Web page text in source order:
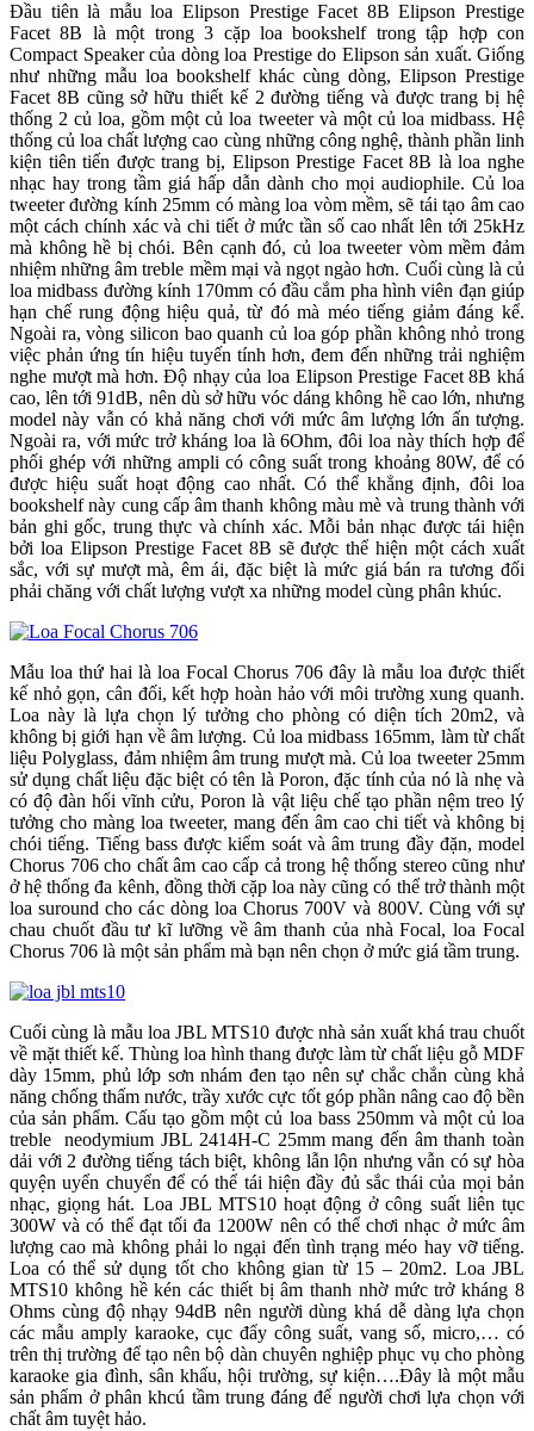
Đầu tiên là mẫu loa Elipson Prestige Facet 8B Elipson Prestige
Facet 8B là một trong 3 cặp loa bookshelf trong tập hợp con
Compact Speaker của dòng loa Prestige do Elipson sản xuất. Giống
như những mẫu loa bookshelf khác cùng dòng, Elipson Prestige
Facet 8B cũng sở hữu thiết kế 2 đường tiếng và được trang bị hệ
thống 2 củ loa, gồm một củ loa tweeter và một củ loa midbass. Hệ
thống củ loa chất lượng cao cùng những công nghệ, thành phần linh
kiện tiên tiến được trang bị, Elipson Prestige Facet 8B là loa nghe
nhạc hay trong tầm giá hấp dẫn dành cho mọi audiophile. Củ loa
tweeter đường kính 25mm có màng loa vòm mềm, sẽ tái tạo âm cao
một cách chính xác và chi tiết ở mức tần số cao nhất lên tới 25kHz
mà không hề bị chói. Bên cạnh đó, củ loa tweeter vòm mềm đảm
nhiệm những âm treble mềm mại và ngọt ngào hơn. Cuối cùng là củ
loa midbass đường kính 170mm có đầu cắm pha hình viên đạn giúp
hạn chế rung động hiệu quả, từ đó mà méo tiếng giảm đáng kể.
Ngoài ra, vòng silicon bao quanh củ loa góp phần không nhỏ trong
việc phản ứng tín hiệu tuyến tính hơn, đem đến những trải nghiệm
nghe mượt mà hơn. Độ nhạy của loa Elipson Prestige Facet 8B khá
cao, lên tới 91dB, nên dù sở hữu vóc dáng không hề cao lớn, nhưng
model này vẫn có khả năng chơi với mức âm lượng lớn ấn tượng.
Ngoài ra, với mức trở kháng loa là 6Ohm, đôi loa này thích hợp để
phối ghép với những ampli có công suất trong khoảng 80W, để có
được hiệu suất hoạt động cao nhất. Có thể khẳng định, đôi loa
bookshelf này cung cấp âm thanh không màu mè và trung thành với
bản ghi gốc, trung thực và chính xác. Mỗi bản nhạc được tái hiện
bởi loa Elipson Prestige Facet 8B sẽ được thể hiện một cách xuất
sắc, với sự mượt mà, êm ái, đặc biệt là mức giá bán ra tương đối
phải chăng với chất lượng vượt xa những model cùng phân khúc.
Mẫu loa thứ hai là loa Focal Chorus 706 đây là mẫu loa được thiết
kế nhỏ gọn, cân đối, kết hợp hoàn hảo với môi trường xung quanh.
Loa này là lựa chọn lý tưởng cho phòng có diện tích 20m2, và
không bị giới hạn về âm lượng. Củ loa midbass 165mm, làm từ chất
liệu Polyglass, đảm nhiệm âm trung mượt mà. Củ loa tweeter 25mm
sử dụng chất liệu đặc biệt có tên là Poron, đặc tính của nó là nhẹ và
có độ đàn hổi vĩnh cửu, Poron là vật liệu chế tạo phần nệm treo lý
tưởng cho màng loa tweeter, mang đến âm cao chi tiết và không bị
chói tiếng. Tiếng bass được kiểm soát và âm trung đầy đặn, model
Chorus 706 cho chất âm cao cấp cả trong hệ thống stereo cũng như
ở hệ thống đa kênh, đồng thời cặp loa này cũng có thể trở thành một
loa suround cho các dòng loa Chorus 700V và 800V. Cùng với sự
chau chuốt đầu tư kĩ lưỡng về âm thanh của nhà Focal, loa Focal
Chorus 706 là một sản phẩm mà bạn nên chọn ở mức giá tầm trung.
Cuối cùng là mẫu loa JBL MTS10 được nhà sản xuất khá trau chuốt
về mặt thiết kế. Thùng loa hình thang được làm từ chất liệu gỗ MDF
dày 15mm, phủ lớp sơn nhám đen tạo nên sự chắc chắn cùng khả
năng chống thấm nước, trầy xước cực tốt góp phần nâng cao độ bền
của sản phẩm. Cấu tạo gồm một củ loa bass 250mm và một củ loa
treble neodymium JBL 2414H-C 25mm mang đến âm thanh toàn
dải với 2 đường tiếng tách biệt, không lẫn lộn nhưng vẫn có sự hòa
quyện uyển chuyển để có thể tái hiện đầy đủ sắc thái của mọi bản
nhạc, giọng hát. Loa JBL MTS10 hoạt động ở công suất liên tục
300W và có thể đạt tối đa 1200W nên có thể chơi nhạc ở mức âm
lượng cao mà không phải lo ngại đến tình trạng méo hay vỡ tiếng.
Loa có thể sử dụng tốt cho không gian từ 15 – 20m2. Loa JBL
MTS10 không hề kén các thiết bị âm thanh nhờ mức trở kháng 8
Ohms cùng độ nhạy 94dB nên người dùng khá dễ dàng lựa chọn
các mẫu amply karaoke, cục đẩy công suất, vang số, micro,… có
trên thị trường để tạo nên bộ dàn chuyên nghiệp phục vụ cho phòng
karaoke gia đình, sân khấu, hội trường, sự kiện….Đây là một mẫu
sản phẩm ở phân khcú tầm trung đáng để người chơi lựa chọn với
chất âm tuyệt hảo.